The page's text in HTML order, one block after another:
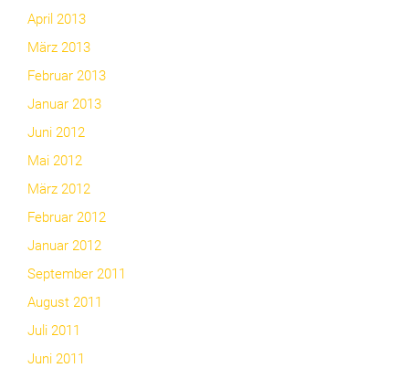
April 2013
März 2013
Februar 2013
Januar 2013
Juni 2012
Mai 2012
März 2012
Februar 2012
Januar 2012
September 2011
August 2011
Juli 2011
Juni 2011